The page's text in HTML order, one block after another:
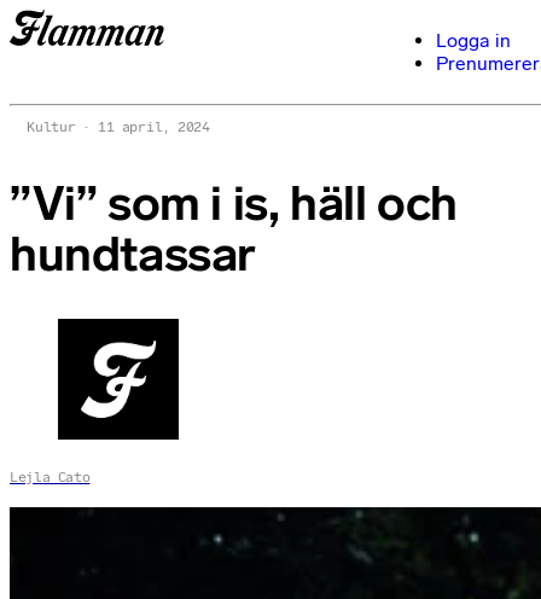
Logga in
Kultur 11 april, 2024
”Vi” som i is, häll och
hundtassar
Lejla Cato